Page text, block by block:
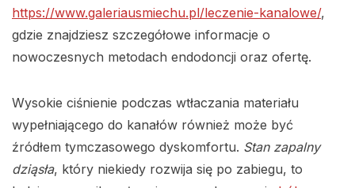
https://www.galeriausmiechu.pl/leczenie-kanalowe/,
gdzie znajdziesz szczegółowe informacje o
nowoczesnych metodach endodoncji oraz ofertę.
Wysokie ciśnienie podczas wtłaczania materiału
wypełniającego do kanałów również może być
źródłem tymczasowego dyskomfortu. Stan zapalny
dziąsła, który niekiedy rozwija się po zabiegu, to